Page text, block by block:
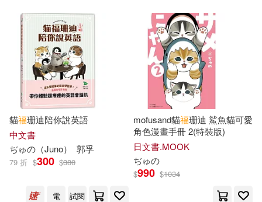
行政院衛生署疾病管制局(27)
勞倫斯．卜洛克(26)
本書編寫組編(26) 楊蓮福(26)
行政院衛生署國民健康局(26)
丈月城(25)
浙江大學出版社(113)
福建科學技術出版社(111)
人民日報出版社(109)
福建教育出版社(109)
中國建築工業出版社(107)
接力出版社(106)
貓福珊迪陪你說英語
中文書
ぢゅの（Juno）
郭孚
79 折 $300 $380
電 試閱
mofusand貓福珊迪 鯊魚貓可愛
角色漫畫手冊 2(特裝版)
日文書.MOOK
ぢゅの
$990 $1034